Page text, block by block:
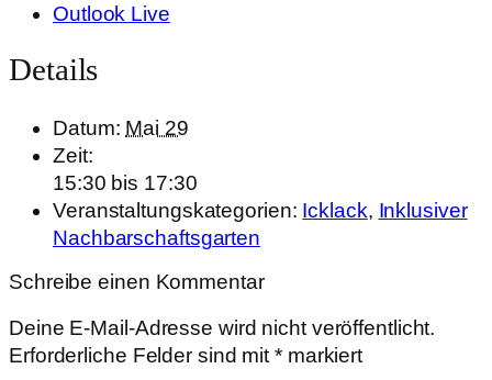
Outlook Live
Details
Datum: Mai 29
Zeit:
15:30 bis 17:30
Veranstaltungskategorien: Icklack, Inklusiver
Nachbarschaftsgarten
Schreibe einen Kommentar
Deine E-Mail-Adresse wird nicht veröffentlicht.
Erforderliche Felder sind mit *markiert